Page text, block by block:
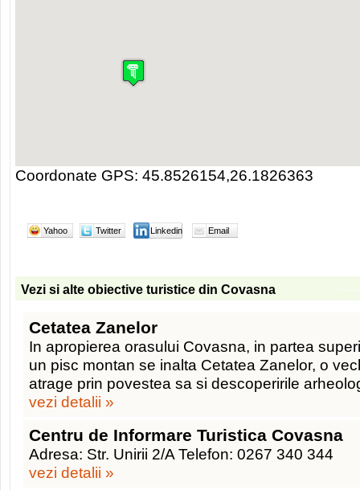
Coordonate GPS: 45.8526154,26.1826363
Yahoo Twitter Linkedin Email
Vezi si alte obiective turistice din Covasna
Cetatea Zanelor
In apropierea orasului Covasna, in partea
un pisc montan se inalta Cetatea Zanelor, o
atrage prin povestea sa si descoperirile
vezi detalii »
Centru de Informare Turistica Covasna
Adresa: Str. Unirii 2/A Telefon: 0267 340 344
vezi detalii »